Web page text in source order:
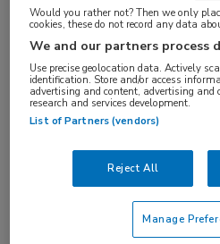
Het humane monoklonale
zou in de toekomst
behandeling van
Sjögren. Dat laten
gepresenteerd op het
Ianalumab (codenaam
tussen het ontstekingseiwit
Would you rather not? Then we only
cookies, these do not record any data
We and our partners process
Use precise geolocation data. Actively
identification. Store and/or access
advertising and content, advertising and
research and services development.
List of Partners (vendors)
Reject All
Manage